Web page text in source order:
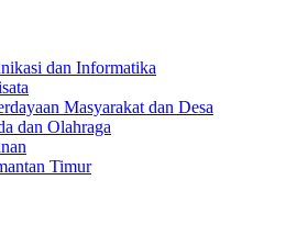
dan Informatika
Masyarakat dan Desa
dan Olahraga
Timur